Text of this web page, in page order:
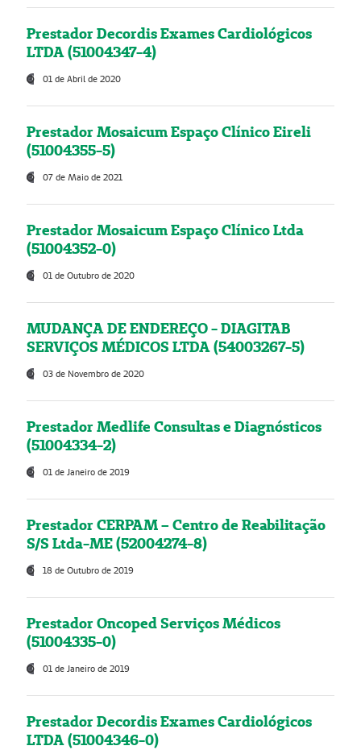
Prestador Decordis Exames Cardiológicos
LTDA (51004347-4)
01 de Abril de 2020
Prestador Mosaicum Espaço Clínico Eireli
(51004355-5)
07 de Maio de 2021
Prestador Mosaicum Espaço Clínico Ltda
(51004352-0)
01 de Outubro de 2020
MUDANÇA DE ENDEREÇO - DIAGITAB
SERVIÇOS MÉDICOS LTDA (54003267-5)
03 de Novembro de 2020
Prestador Medlife Consultas e Diagnósticos
(51004334-2)
01 de Janeiro de 2019
Prestador CERPAM – Centro de Reabilitação
S/S Ltda-ME (52004274-8)
18 de Outubro de 2019
Prestador Oncoped Serviços Médicos
(51004335-0)
01 de Janeiro de 2019
Prestador Decordis Exames Cardiológicos
LTDA (51004346-0)